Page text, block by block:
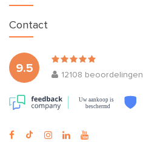
9.5
12108 beoordelingen
Uw aankoop is
beschermd
Contact